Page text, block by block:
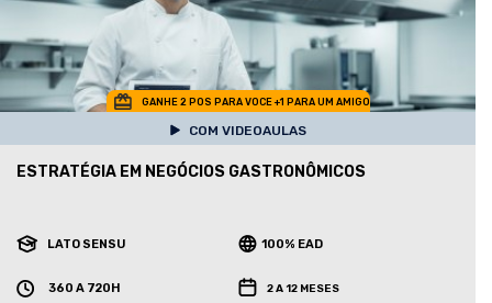
GANHE 2 POS PARA VOCE +1 PARA UM AMIGO
COM VIDEOAULAS
ESTRATÉGIA EM NEGÓCIOS GASTRONÔMICOS
LATO SENSU 100% EAD
360 A 720H 2 A 12 MESES